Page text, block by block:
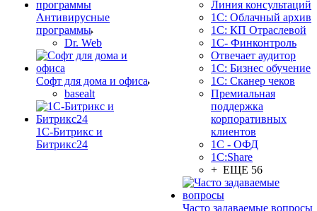
Антивирусные
программы
Dr. Web
Софт для дома и офиса
basealt
1С-Битрикс и
Битрикс24
Линия консультаций
1С: Облачный архив
1С: КП Отраслевой
1С- Финконтроль
Отвечает аудитор
1С: Бизнес обучение
1С: Сканер чеков
Премиальная
поддержка
корпоративных
клиентов
1С - ОФД
1С:Share
+ ЕЩЕ 56
Часто задаваемые вопросы